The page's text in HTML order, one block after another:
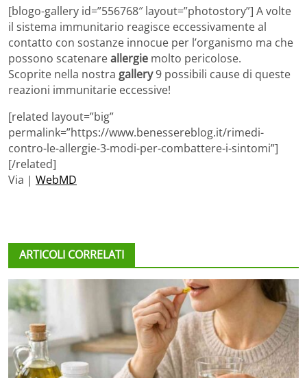
[blogo-gallery id=”556768″ layout=”photostory”] A volte
il sistema immunitario reagisce eccessivamente al
contatto con sostanze innocue per l’organismo ma che
possono scatenareallergie molto pericolose.
Scoprite nella nostra gallery9 possibili cause di queste
reazioni immunitarie eccessive!
[related layout=”big”
permalink=”https://www.benessereblog.it/rimedi-
contro-le-allergie-3-modi-per-combattere-i-sintomi”]
[/related]
Via | WebMD
ARTICOLI CORRELATI